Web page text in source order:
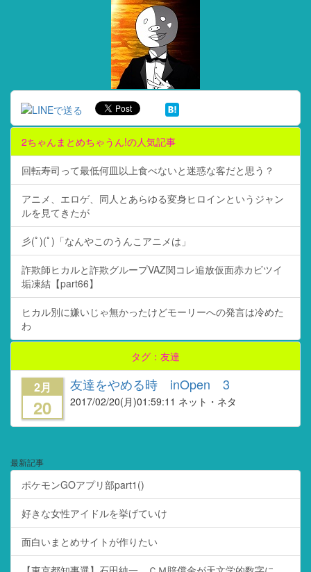
2ちゃんまとめちゃうん!の人気記事
回転寿司って最低何皿以上食べないと迷惑な客だと思う？
アニメ、エロゲ、同人とあらゆる変身ヒロインというジャン
ルを見てきたが
彡(ﾟ)(ﾟ)「なんやこのうんこアニメは」
詐欺師ヒカルと詐欺グループVAZ関コレ追放仮面赤カビツイ
垢凍結【part66】
ヒカル別に嫌いじゃ無かったけどモーリーへの発言は冷めた
わ
タグ：友達
2月
20
友達をやめる時 inOpen 3
2017/02/20(月)01:59:11 ネット・ネタ
最新記事
ポケモンGOアプリ部part1()
好きな女性アイドルを挙げていけ
面白いまとめサイトが作りたい